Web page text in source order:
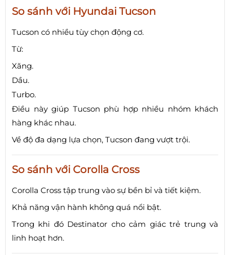
So sánh với Hyundai Tucson
Tucson có nhiều tùy chọn động cơ.
Từ:
Xăng.
Dầu.
Turbo.
Điều này giúp Tucson phù hợp nhiều nhóm khách
hàng khác nhau.
Về độ đa dạng lựa chọn, Tucson đang vượt trội.
So sánh với Corolla Cross
Corolla Cross tập trung vào sự bền bỉ và tiết kiệm.
Khả năng vận hành không quá nổi bật.
Trong khi đó Destinator cho cảm giác trẻ trung và
linh hoạt hơn.